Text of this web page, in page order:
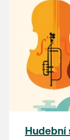
Hudební